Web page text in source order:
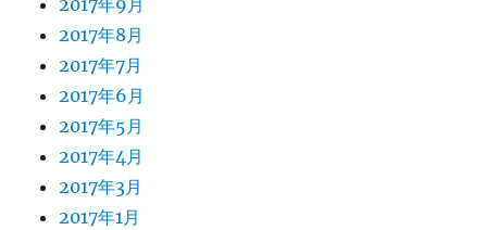
2017年9月
2017年8月
2017年7月
2017年6月
2017年5月
2017年4月
2017年3月
2017年1月